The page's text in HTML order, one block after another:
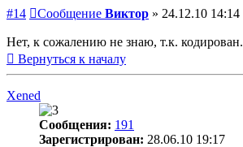
#14 Сообщение Виктор » 24.12.10 14:14
Нет, к сожалению не знаю, т.к. кодирован.
Вернуться к началу
Xened
Сообщения: 191
Зарегистрирован: 28.06.10 19:17